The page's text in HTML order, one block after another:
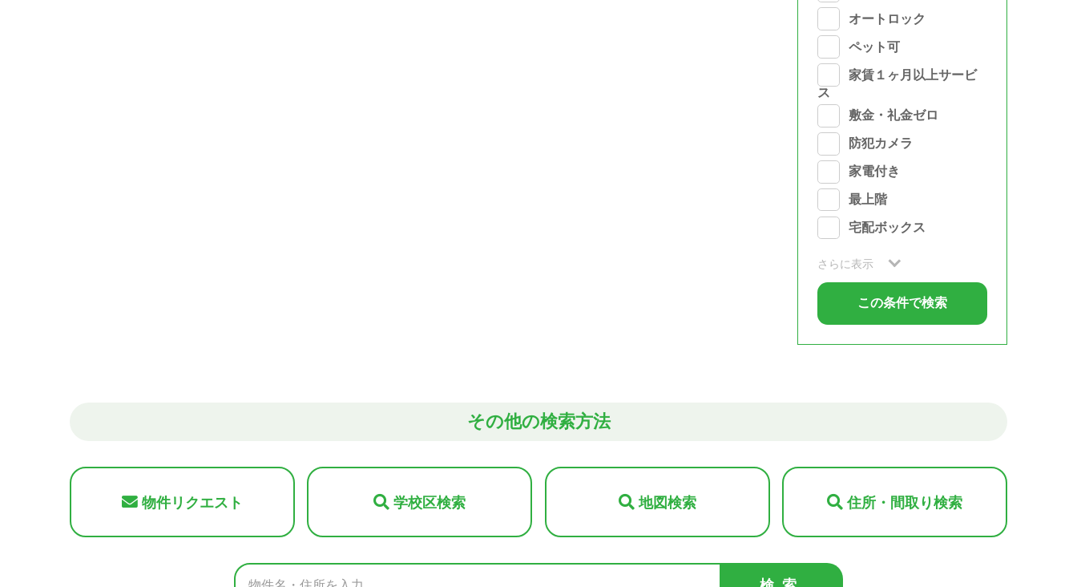
オートロック
ペット可
家賃１ヶ月以上サービ
ス
敷金・礼金ゼロ
防犯カメラ
家電付き
最上階
宅配ボックス
さらに表示
その他の検索方法
物件リクエスト 学校区検索 地図検索 住所・間取り検索